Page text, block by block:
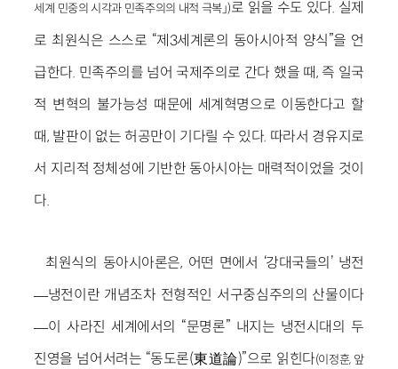
세계 민중의 시각과 민족주의의 내적 극복」)로 읽을 수도 있다. 실제
로 최원식은 스스로 “제3세계론의 동아시아적 양식”을 언
급한다. 민족주의를 넘어 국제주의로 간다 했을 때, 즉 일국
적 변혁의 불가능성 때문에 세계혁명으로 이동한다고 할
때, 발판이 없는 허공만이 기다릴 수 있다. 따라서 경유지로
서 지리적 정체성에 기반한 동아시아는 매력적이었을 것이
다.
최원식의 동아시아론은, 어떤 면에서 ‘강대국들의’ 냉전
―냉전이란 개념조차 전형적인 서구중심주의의 산물이다
―이 사라진 세계에서의 “문명론” 내지는 냉전시대의 두
진영을 넘어서려는 “동도론(東道論)”으로 읽힌다(이정훈, 앞